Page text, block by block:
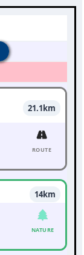
21.1km
ROUTE
14km
NATURE